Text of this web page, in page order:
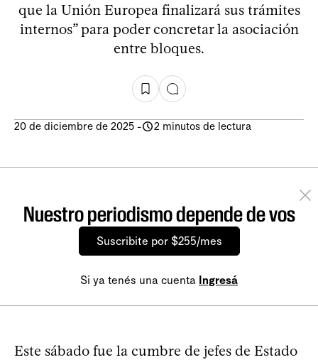
que la Unión Europea finalizará sus trámites
internos” para poder concretar la asociación
entre bloques.
20 de diciembre de 2025 - 2 minutos de lectura
Nuestro periodismo depende de vos
Suscribite por $255/mes
Si ya tenés una cuenta Ingresá
Este sábado fue la cumbre de jefes de Estado